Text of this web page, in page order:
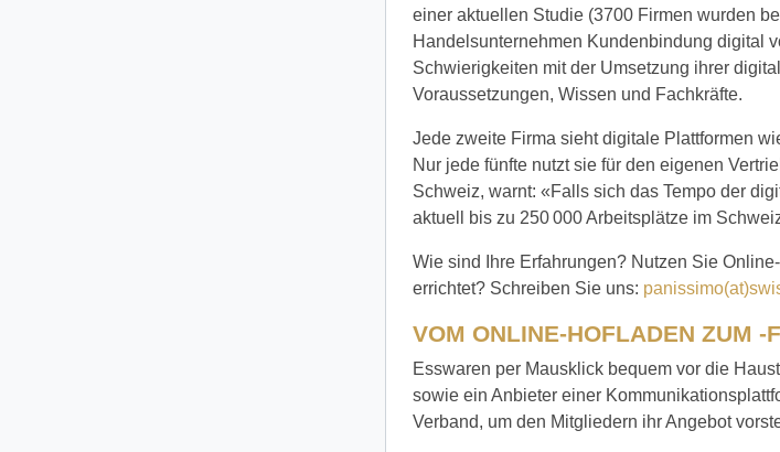
einer aktuellen Studie (3700 Firmen wurden
Handelsunternehmen Kundenbindung digital
Schwierigkeiten mit der Umsetzung ihrer
Voraussetzungen, Wissen und Fachkräfte.
Jede zweite Firma sieht digitale Plattformen
Nur jede fünfte nutzt sie für den eigenen
Schweiz, warnt: «Falls sich das Tempo der
aktuell bis zu 250 000 Arbeitsplätze im
Wie sind Ihre Erfahrungen? Nutzen Sie
errichtet? Schreiben Sie uns:
VOM ONLINE-HOFLADEN ZUM -
Esswaren per Mausklick bequem vor die
sowie ein Anbieter einer
Verband, um den Mitgliedern ihr Angebot